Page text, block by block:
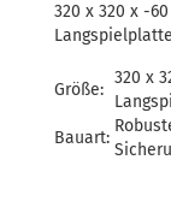
320 x 320 x -
Größe:
320 x
Bauart: